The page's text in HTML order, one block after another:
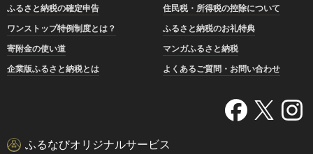
ふるさと納税の確定申告
住民税・所得税の控除について
ワンストップ特例制度とは？
ふるさと納税のお礼特典
寄附金の使い道
マンガふるさと納税
企業版ふるさと納税とは
よくあるご質問・お問い合わせ
ふるなびオリジナルサービス